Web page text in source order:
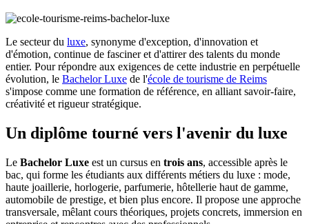
Le secteur du luxe, synonyme d'exception, d'innovation et
d'émotion, continue de fasciner et d'attirer des talents du monde
entier. Pour répondre aux exigences de cette industrie en perpétuelle
évolution, le Bachelor Luxe de l'école de tourisme de Reims
s'impose comme une formation de référence, en alliant savoir-faire,
créativité et rigueur stratégique.
Un diplôme tourné vers l'avenir du luxe
Le Bachelor Luxe est un cursus en trois ans, accessible après le
bac, qui forme les étudiants aux différents métiers du luxe : mode,
haute joaillerie, horlogerie, parfumerie, hôtellerie haut de gamme,
automobile de prestige, et bien plus encore. Il propose une approche
transversale, mêlant cours théoriques, projets concrets, immersion en